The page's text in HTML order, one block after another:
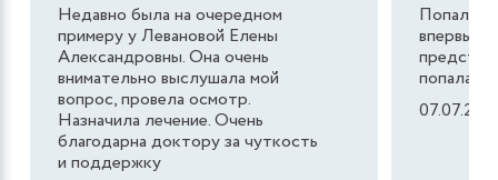
Недавно была на очередном
примеру у Левановой Елены
Александровны. Она очень
внимательно выслушала мой
вопрос, провела осмотр.
Назначила лечение. Очень
благодарна доктору за чуткость
и поддержку
Попала к
впервые
попала